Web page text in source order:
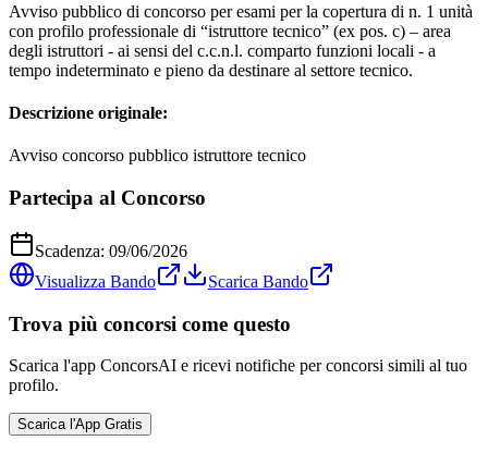
Avviso pubblico di concorso per esami per la copertura di n. 1 unità
con profilo professionale di “istruttore tecnico” (ex pos. c) – area
degli istruttori - ai sensi del c.c.n.l. comparto funzioni locali - a
tempo indeterminato e pieno da destinare al settore tecnico.
Descrizione originale:
Avviso concorso pubblico istruttore tecnico
Partecipa al Concorso
Scadenza: 09/06/2026
Visualizza Bando
Scarica Bando
Trova più concorsi come questo
Scarica l'app ConcorsAI e ricevi notifiche per concorsi simili al tuo
profilo.
Scarica l'App Gratis